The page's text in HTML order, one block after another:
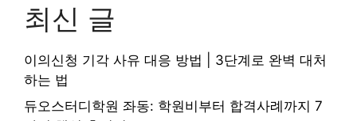
최신 글
이의신청 기각 사유 대응 방법 | 3단계로 완벽 대처
하는 법
듀오스터디학원 좌동: 학원비부터 합격사례까지 7